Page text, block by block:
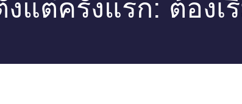
งแต่ครั้งแรก: ต้องเ